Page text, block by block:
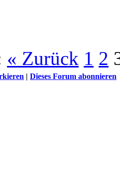
« Zurück 1 2
| Dieses Forum abonnieren